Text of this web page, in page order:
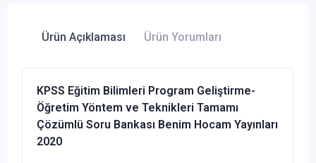
Ürün Açıklaması Ürün Yorumları
KPSS Eğitim Bilimleri Program Geliştirme-
Öğretim Yöntem ve Teknikleri Tamamı
Çözümlü Soru Bankası Benim Hocam Yayınları
2020